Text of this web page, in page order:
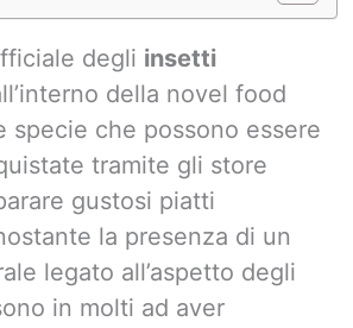
degli insetti
della novel food
specie che possono essere
tramite gli store
gustosi piatti
la presenza di un
legato all’aspetto degli
in molti ad aver